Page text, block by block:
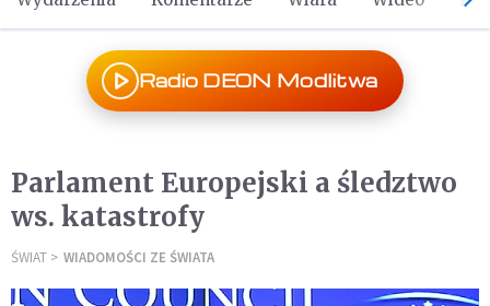
Radio DEON Modlitwa
Parlament Europejski a śledztwo
ws. katastrofy
ŚWIAT WIADOMOŚCI ZE ŚWIATA